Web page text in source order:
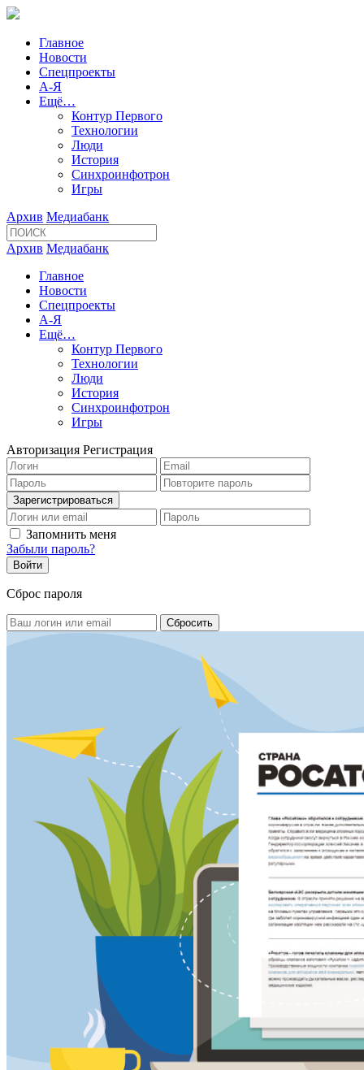
Главное
Новости
Спецпроекты
А-Я
Ещё…
Контур Первого
Технологии
Люди
История
Синхроинфотрон
Игры
Архив Медиабанк
Архив Медиабанк
Главное
Новости
Спецпроекты
А-Я
Ещё…
Контур Первого
Технологии
Люди
История
Синхроинфотрон
Игры
Авторизация Регистрация
Запомнить меня
Забыли пароль?
Сброс пароля